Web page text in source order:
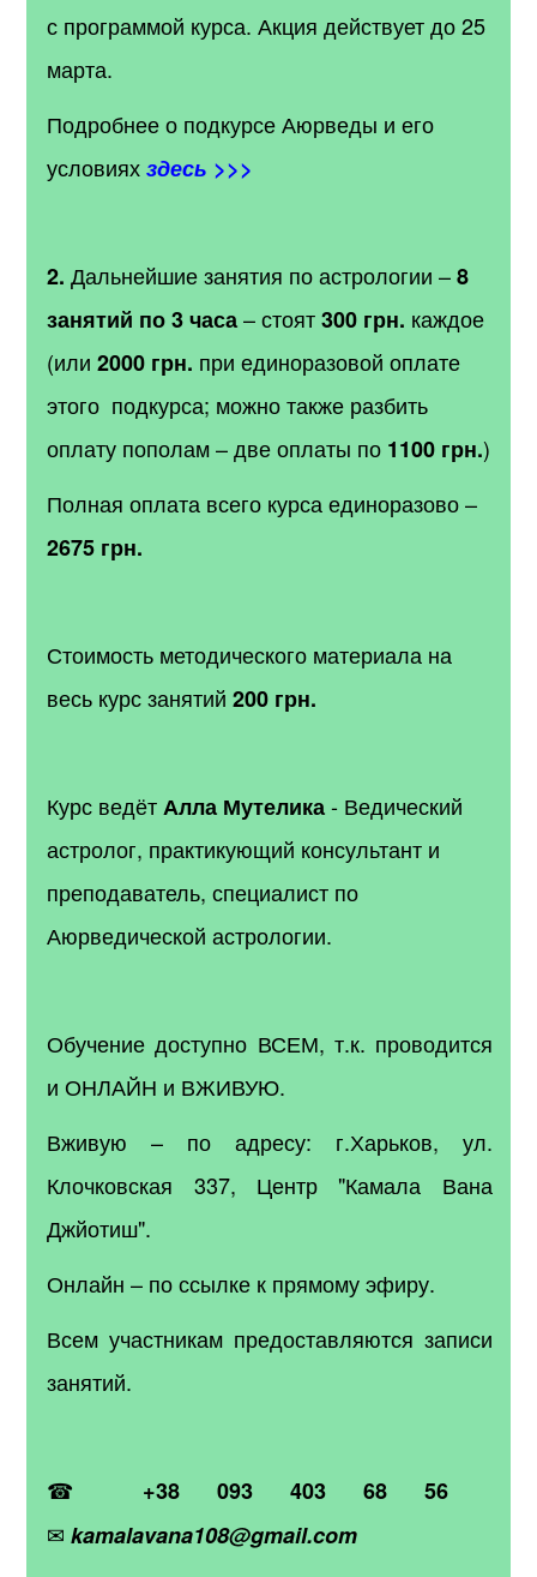
с программой курса. Акция действует до 25
марта.
Подробнее о подкурсе Аюрведы и его
условияхздесь >>>
2. Дальнейшие занятия по астрологии –8
занятий по 3 часа– стоят300 грн. каждое
(или2000 грн. при единоразовой оплате
этого подкурса; можно также разбить
оплату пополам – две оплаты по 1100 грн.)
Полная оплата всего курса единоразово –
2675 грн.
Стоимость методического материала на
весь курс занятий200 грн.
Курс ведётАлла Мутелика- Ведический
астролог, практикующий консультант и
преподаватель, специалист по
Аюрведической астрологии.
Обучение доступно ВСЕМ, т.к. проводится
и ОНЛАЙН и ВЖИВУЮ.
Вживую – по адресу: г.Харьков, ул.
Клочковская 337, Центр "Камала Вана
Джйотиш".
Онлайн – по ссылке к прямому эфиру.
Всем участникам предоставляются записи
занятий.
☎ +38 093 403 68 56
✉kamalavana108@gmail.com